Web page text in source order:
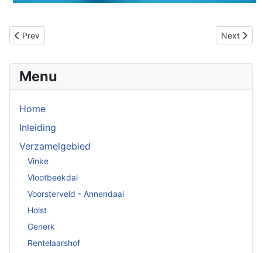
Previous article: Retouchoirs
Prev Next
Next
Menu
Home
Inleiding
Verzamelgebied
Vinke
Vlootbeekdal
Voorsterveld - Annendaal
Holst
Generk
Rentelaarshof